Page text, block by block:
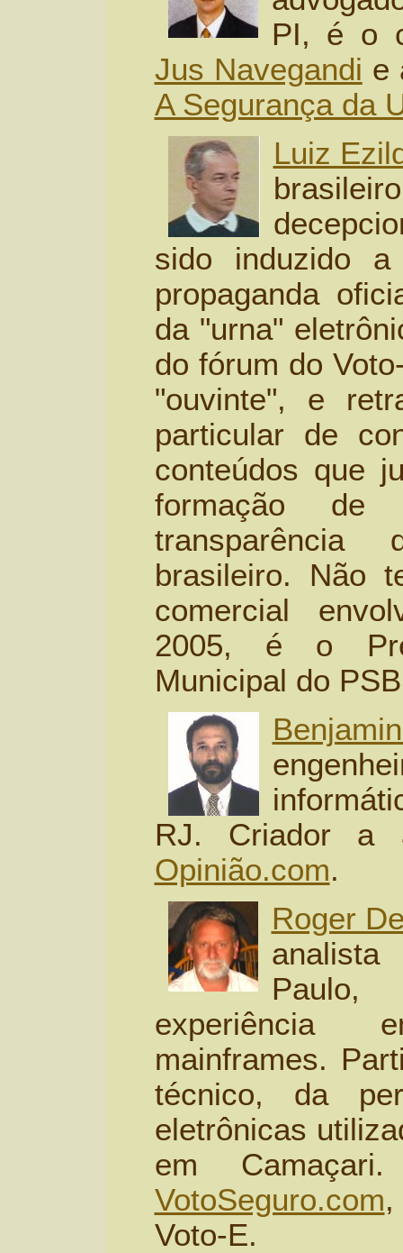
PI, é o
Jus Navegandi e
A Segurança da
Luiz
sido induzido
propaganda
da "urna"
do fórum do
"ouvinte", e
particular de
conteúdos que
formação de
transparência
brasileiro. Não
comercial
2005, é o
Municipal do
RJ. Criador a
Opinião.com.
Roger
experiência
mainframes.
técnico, da
eletrônicas
em
VotoSeguro.com
Voto-E.